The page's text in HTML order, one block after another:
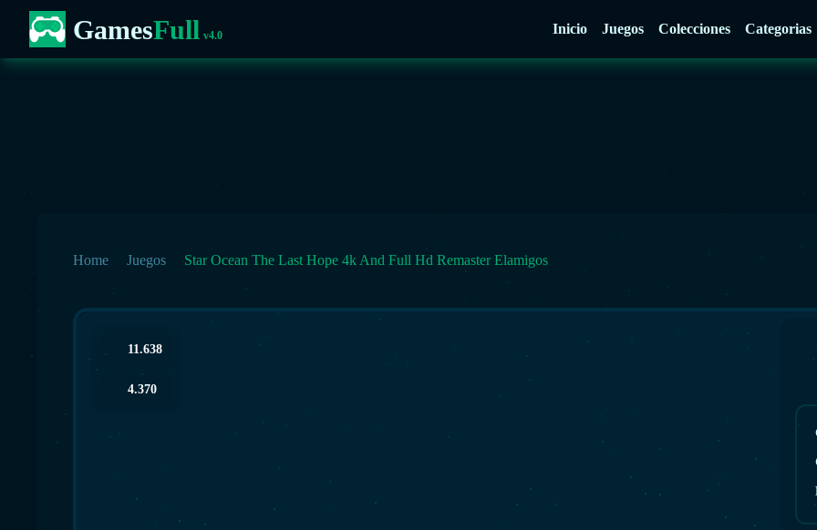
GamesFull v4.0 Inicio Juegos Colecciones Categorias
Home Juegos Star Ocean The Last Hope 4k And Full Hd Remaster Elamigos
11.638
4.370